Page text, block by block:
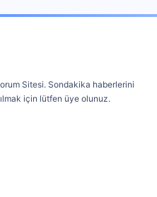
Sitesi. Sondakika haberlerini
için lütfen üye olunuz.